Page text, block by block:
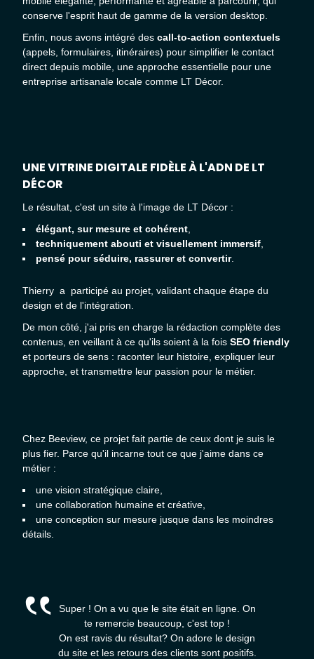
conserve l'esprit haut de gamme de la version desktop.
Enfin, nous avons intégré descall-to-action contextuels
(appels, formulaires, itinéraires) pour simplifier le contact
direct depuis mobile, une approche essentielle pour une
entreprise artisanale locale comme LT Décor.
UNE VITRINE DIGITALE FIDÈLE À L'ADN DE LT
DÉCOR
Le résultat, c'est un site à l'image de LT Décor :
élégant, sur mesure et cohérent
techniquement abouti et visuellement immersif
pensé pour séduire, rassurer et convertir.
Thierry a participé au projet, validant chaque étape du
design et de l'intégration.
De mon côté, j'ai pris en charge la rédaction complète des
contenus, en veillant à ce qu'ils soient à la foisSEO friendly
et porteurs de sens : raconter leur histoire, expliquer leur
approche, et transmettre leur passion pour le métier.
Chez Beeview, ce projet fait partie de ceux dont je suis le
plus fier. Parce qu'il incarne tout ce que j'aime dans ce
métier :
une vision stratégique claire,
une collaboration humaine et créative,
une conception sur mesure jusque dans les moindres
détails.
Super ! On a vu que le site était en ligne. On
te remercie beaucoup, c'est top !
On est ravis du résultat? On adore le design
du site et les retours des clients sont positifs.